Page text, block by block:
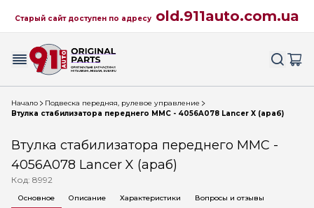
Старый сайт доступен по адресу old.911auto.com.ua
Начало
Подвеска передняя, рулевое управление
Втулка стабилизатора переднего MMC - 4056A078 Lancer X (араб)
Втулка стабилизатора переднего MMC -
4056A078 Lancer X (араб)
Код: 8992
Основное Описание Характеристики Вопросы и отзывы